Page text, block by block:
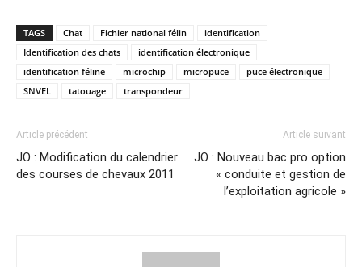
TAGS Chat Fichier national félin
identification
Identification des chats
identification électronique
identification féline
microchip micropuce
puce électronique
SNVEL
tatouage transpondeur
Article précédent
JO : Modification du calendrier
des courses de chevaux 2011
Article suivant
JO : Nouveau bac pro option
« conduite et gestion de
l’exploitation agricole »